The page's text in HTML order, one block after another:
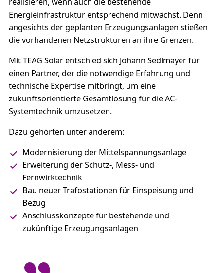
Energieinfrastruktur entsprechend mitwächst. Denn
angesichts der geplanten Erzeugungsanlagen stießen
die vorhandenen Netzstrukturen an ihre Grenzen.
Mit TEAG Solar entschied sich Johann Sedlmayer für
einen Partner, der die notwendige Erfahrung und
technische Expertise mitbringt, um eine
zukunftsorientierte Gesamtlösung für die AC-
Systemtechnik umzusetzen.
Dazu gehörten unter anderem:
Modernisierung der Mittelspannungsanlage
Erweiterung der Schutz-, Mess- und
Fernwirktechnik
Bau neuer Trafostationen für Einspeisung und
Bezug
Anschlusskonzepte für bestehende und
zukünftige Erzeugungsanlagen